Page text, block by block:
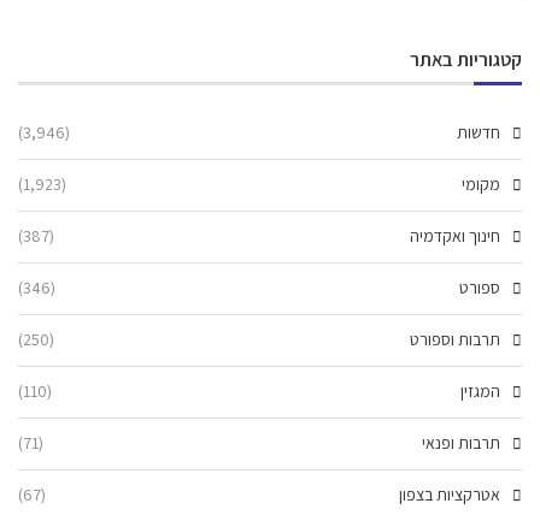
קטגוריות באתר
חדשות (3,946)
מקומי (1,923)
חינוך ואקדמיה (387)
ספורט (346)
תרבות וספורט (250)
המגזין (110)
תרבות ופנאי (71)
אטרקציות בצפון (67)